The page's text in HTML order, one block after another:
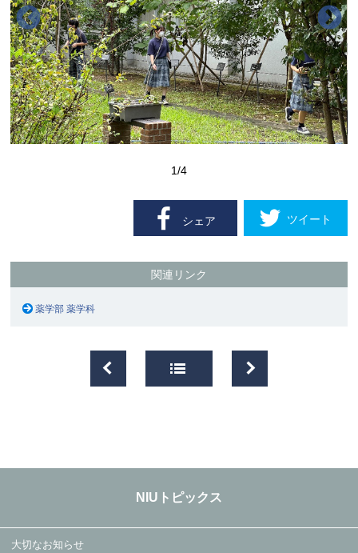
1/4
シェア ツイート
関連リンク
薬学部 薬学科
NIUトピックス
大切なお知らせ